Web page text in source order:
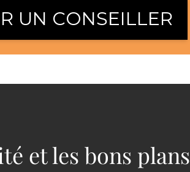
UN CONSEILLER
et les bons plans